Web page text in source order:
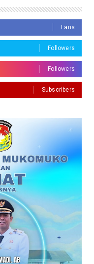
Fans
Followers
Followers
Subscribers